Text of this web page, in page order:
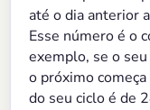
até o dia anterior
Esse número é o
exemplo, se o
o próximo
do seu ciclo é de